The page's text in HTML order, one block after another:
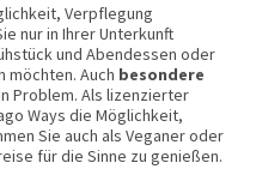
Verpflegung
nur in Ihrer Unterkunft
und Abendessen oder
möchten. Auch besondere
Problem. Als lizenzierter
Ways die Möglichkeit,
Sie auch als Veganer oder
für die Sinne zu genießen.